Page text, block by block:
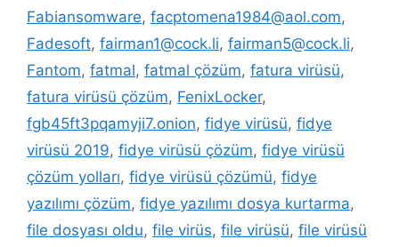
Fabiansomware, facptomena1984@aol.com,
Fadesoft, fairman1@cock.li, fairman5@cock.li,
Fantom, fatmal, fatmal çözüm, fatura virüsü,
fatura virüsü çözüm, FenixLocker,
fgb45ft3pqamyji7.onion, fidye virüsü, fidye
virüsü 2019, fidye virüsü çözüm, fidye virüsü
çözüm yolları, fidye virüsü çözümü, fidye
yazılımı çözüm, fidye yazılımı dosya kurtarma,
file dosyası oldu, file virüs, file virüsü, file virüsü